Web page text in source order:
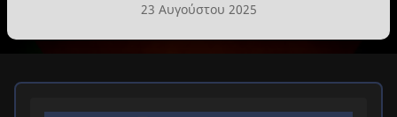
23 Αυγούστου 2025